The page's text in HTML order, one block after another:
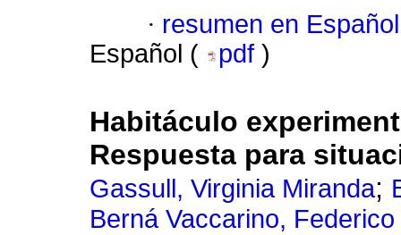
· resumen en Español
Español (
pdf )
Habitáculo
Respuesta para
Gassull, Virginia Miranda;
Berná Vaccarino, Federico